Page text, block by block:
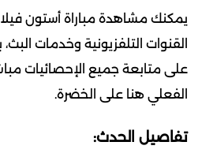
يمكنك مشاهدة مباراة أستون
القنوات التلفزيونية وخدمات
على متابعة جميع الإحصائيات
الفعلي هنا على الخضرة.
تفاصيل الحدث: